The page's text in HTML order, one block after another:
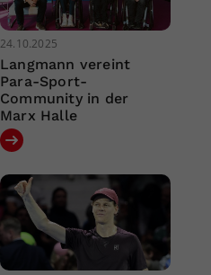
24.10.2025
Langmann vereint
Para-Sport-
Community in der
Marx Halle